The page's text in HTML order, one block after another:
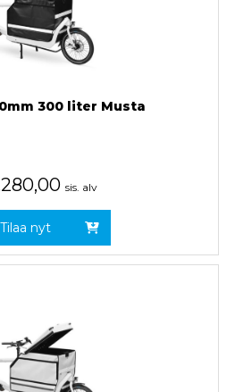
300 liter Musta
sis. alv
Tilaa nyt